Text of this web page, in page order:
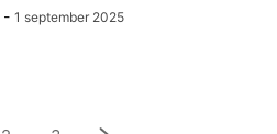
- 1 september 2025